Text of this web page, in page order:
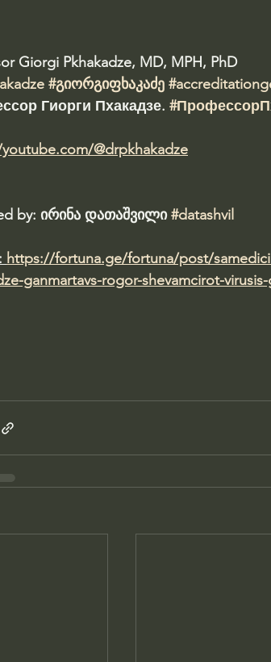
Giorgi Pkhakadze, MD, MPH, PhD
#გიორგიფხაკაძე
Гиорги Пхакадзе.
@drpkhakadze
by: ირინა დათაშვილი #datashvil
https://fortuna.ge/fortuna/post/
ganmartavs-rogor-shevamcirot-